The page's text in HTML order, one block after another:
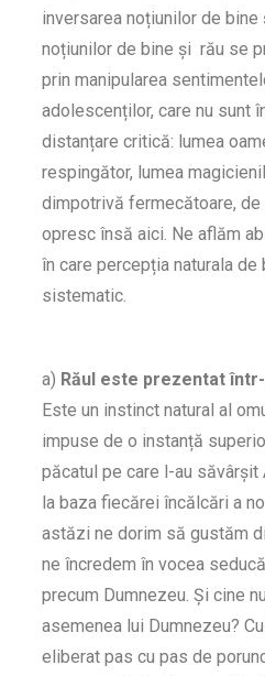
inversarea noțiunilor de bine
noțiunilor de bine și rău se
prin manipularea
adolescenților, care nu sunt
distanțare critică: lumea
respingător, lumea
dimpotrivă fermecătoare, de
opresc însă aici. Ne aflăm
în care percepția naturala
sistematic.
a) Răul este prezentat
Este un instinct natural al
impuse de o instanță
păcatul pe care l-au săvârșit
la baza fiecărei încălcări a
astăzi ne dorim să gustăm
ne încredem în vocea
precum Dumnezeu. Și cine
asemenea lui Dumnezeu?
eliberat pas cu pas de